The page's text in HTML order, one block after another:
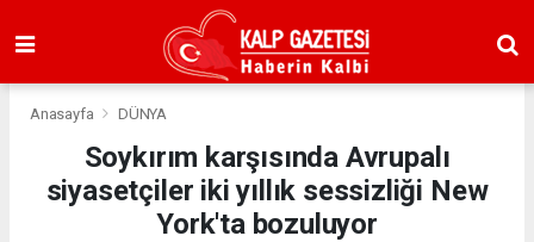
Anasayfa DÜNYA
Soykırım karşısında Avrupalı
siyasetçiler iki yıllık sessizliği New
York'ta bozuluyor